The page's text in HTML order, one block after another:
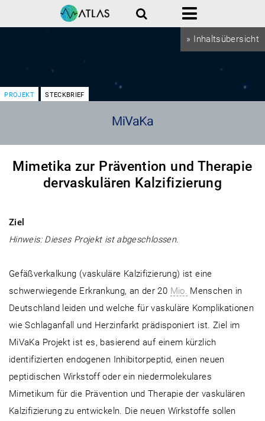
» Inhaltsübersicht
Suche Menü
PROJEKT STECKBRIEF
Mimetika zur Prävention und Therapie
dervaskulären Kalzifizierung
Ziel
Hinweis: Dieses Projekt ist abgeschlossen.
Gefäßverkalkung (vaskuläre Kalzifizierung) ist eine
schwerwiegende Erkrankung, an der 20 Mio. Menschen in
Deutschland leiden und welche für vaskuläre Komplikationen
wie Schlaganfall und Herzinfarkt prädisponiert ist. Ziel im
MiVaKa Projekt ist es, basierend auf einem kürzlich
identifizierten endogenen Inhibitorpeptid, einen neuen
peptidischen Wirkstoff oder ein niedermolekulares
Mimetikum für die Prävention und Therapie der vaskulären
Kalzifizierung zu entwickeln. Die neuen Wirkstoffe sollen